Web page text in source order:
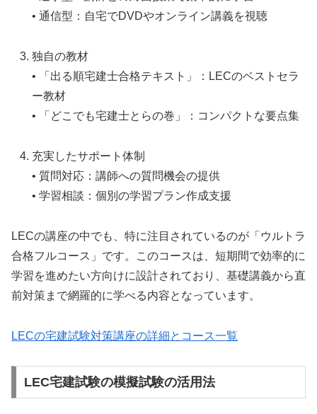
• 通信型：自宅でDVDやオンライン講義を視聴
独自の教材
• 「出る順宅建士合格テキスト」：LECのベストセラ
ー教材
• 「どこでも宅建士とらの巻」：コンパクトな要点集
充実したサポート体制
• 質問対応：講師への質問機会の提供
• 学習相談：個別の学習プラン作成支援
LECの講座の中でも、特に注目されているのが「ウルトラ
合格フルコース」です。このコースは、短期間で効率的に
学習を進めたい方向けに設計されており、基礎講義から直
前対策まで網羅的に学べる内容となっています。
LECの宅建試験対策講座の詳細とコース一覧
LEC宅建試験の模擬試験の活用法